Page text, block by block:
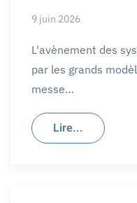
9 juin 2026
L'avènement des
par les grands
messe…
Lire...